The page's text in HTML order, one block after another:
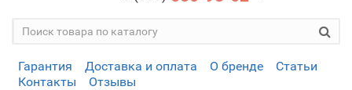
Гарантия Доставка и оплата О бренде
Статьи
Контакты
Отзывы